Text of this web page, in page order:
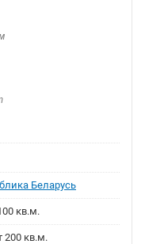
Беларусь
кв.м.
200 кв.м.